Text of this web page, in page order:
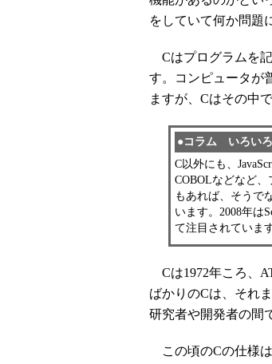
をしていて何か問題
Cはプログラムを
す。コンピュータが
ますが、Cはその中
●コラム いろい
C以外にも、
COBOLなどなど
もあれば、そうで
います。2008年は
て注目されています
Cは1972年ころ、
ばかりのCは、それ
研究者や開発者の間
この頃のCの仕様は